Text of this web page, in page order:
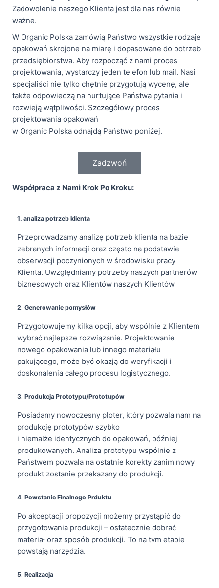
Zadowolenie naszego Klienta jest dla nas równie
ważne.
W Organic Polska zamówią Państwo wszystkie rodzaje
opakowań skrojone na miarę i dopasowane do potrzeb
przedsiębiorstwa. Aby rozpocząć z nami proces
projektowania, wystarczy jeden telefon lub mail. Nasi
specjaliści nie tylko chętnie przygotują wycenę, ale
także odpowiedzą na nurtujące Państwa pytania i
rozwieją wątpliwości. Szczegółowy proces
projektowania opakowań
w Organic Polska odnajdą Państwo poniżej.
Zadzwoń
Współpraca z Nami Krok Po Kroku:
1. analiza potrzeb klienta
Przeprowadzamy analizę potrzeb klienta na bazie
zebranych informacji oraz często na podstawie
obserwacji poczynionych w środowisku pracy
Klienta. Uwzględniamy potrzeby naszych partnerów
biznesowych oraz Klientów naszych Klientów.
2. Generowanie pomysłów
Przygotowujemy kilka opcji, aby wspólnie z Klientem
wybrać najlepsze rozwiązanie. Projektowanie
nowego opakowania lub innego materiału
pakującego, może być okazją do weryfikacji i
doskonalenia całego procesu logistycznego.
3. Produkcja Prototypu/Prototupów
Posiadamy nowoczesny ploter, który pozwala nam na
produkcję prototypów szybko
i niemalże identycznych do opakowań, później
produkowanych. Analiza prototypu wspólnie z
Państwem pozwala na ostatnie korekty zanim nowy
produkt zostanie przekazany do produkcji.
4. Powstanie Finalnego Prduktu
Po akceptacji propozycji możemy przystąpić do
przygotowania produkcji – ostatecznie dobrać
materiał oraz sposób produkcji. To na tym etapie
powstają narzędzia.
5. Realizacja